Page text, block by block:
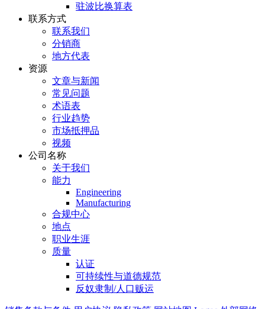
驻波比换算表
联系方式
联系我们
分销商
地方代表
资源
文章与新闻
常见问题
术语表
行业趋势
市场抵押品
视频
公司名称
关于我们
能力
Engineering
Manufacturing
合规中心
地点
职业生涯
质量
认证
可持续性与道德规范
反奴隶制/人口贩运